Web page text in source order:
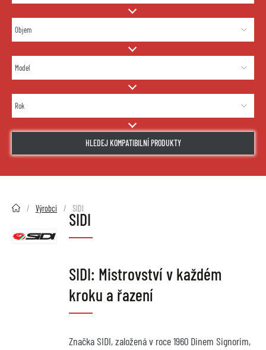
HLEDEJ KOMPATIBILNÍ PRODUKTY
2HMOTO.cz Výrobci SIDI
SIDI
SIDI: Mistrovství v každém
kroku a řazení
Značka SIDI, založená v roce 1960 Dinem Signorim,